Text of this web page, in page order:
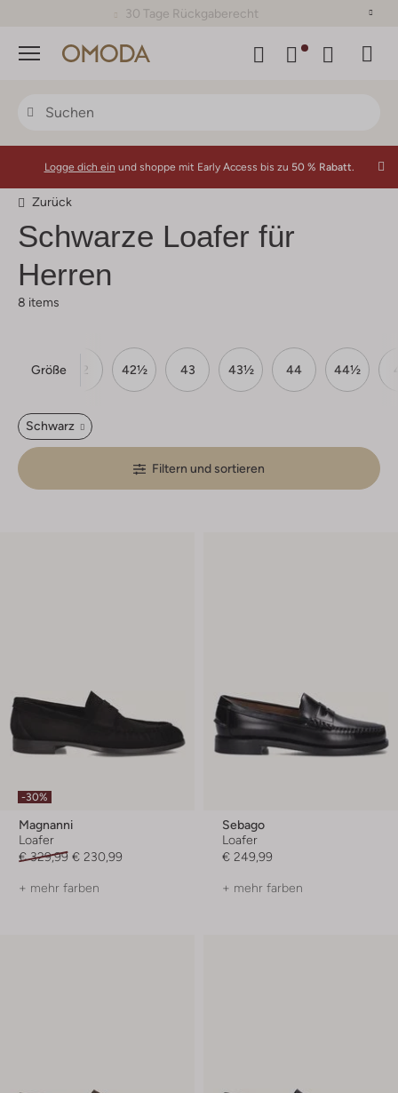
30 Tage Rückgaberecht
Menü
Logge dich ein und shoppe mit Early Access bis zu 50 % Rabatt.
Zurück
Schwarze Loafer für
Herren
8 items
Größe
41½ 42 42½ 43 43½ 44 44½
Schwarz
Filtern und sortieren
-30%
Magnanni
Loafer
€ 329,99 € 230,99
+ mehr farben
Sebago
Loafer
€ 249,99
+ mehr farben